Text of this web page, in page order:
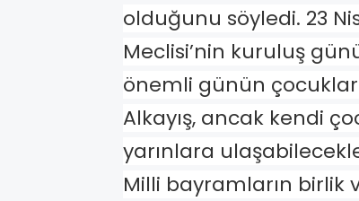
olduğunu söyledi. 23
Meclisi’nin kuruluş
önemli günün
Alkayış, ancak kendi
yarınlara
Milli bayramların birlik